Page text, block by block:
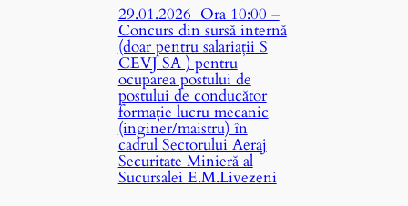
29.01.2026 Ora 10:00 –
Concurs din sursă internă
(doar pentru salariații S
CEVJ SA ) pentru
ocuparea postului de
postului de conducător
formație lucru mecanic
(inginer/maistru) în
cadrul Sectorului Aeraj
Securitate Minieră al
Sucursalei E.M.Livezeni